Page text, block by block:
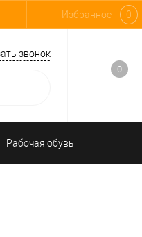
Избранное 0
звонок
0
Рабочая обувь